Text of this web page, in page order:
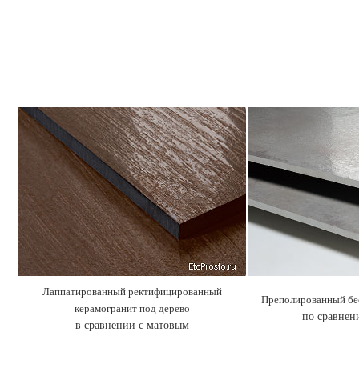
Лаппатированный ректифицированный
керамогранит под дерево
в сравнении с матовым
Преполированный
по